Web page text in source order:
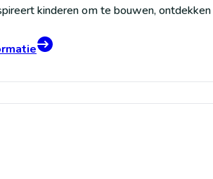
kinderen om te bouwen, ontdekken